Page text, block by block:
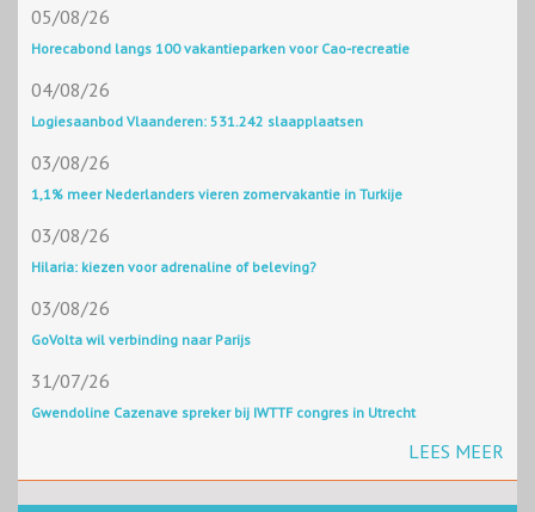
05/08/26
Horecabond langs 100 vakantieparken voor Cao-recreatie
04/08/26
Logiesaanbod Vlaanderen: 531.242 slaapplaatsen
03/08/26
1,1% meer Nederlanders vieren zomervakantie in Turkije
03/08/26
Hilaria: kiezen voor adrenaline of beleving?
03/08/26
GoVolta wil verbinding naar Parijs
31/07/26
Gwendoline Cazenave spreker bij IWTTF congres in Utrecht
LEES MEER